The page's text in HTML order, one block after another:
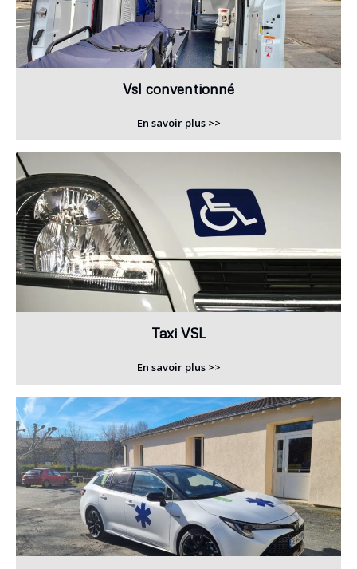
Vsl conventionné
En savoir plus >>
Taxi VSL
En savoir plus >>